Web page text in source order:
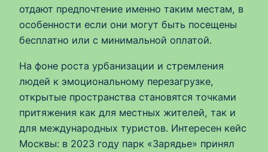
отдают предпочтение именно таким местам, в
особенности если они могут быть посещены
бесплатно или с минимальной оплатой.
На фоне роста урбанизации и стремления
людей к эмоциональному перезагрузке,
открытые пространства становятся точками
притяжения как для местных жителей, так и
для международных туристов. Интересен кейс
Москвы: в 2023 году парк «Зарядье» принял